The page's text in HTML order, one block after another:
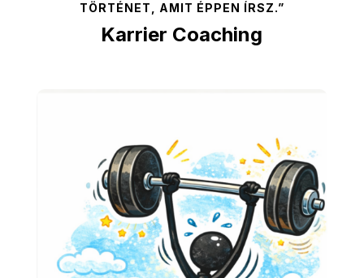
TÖRTÉNET, AMIT ÉPPEN ÍRSZ.”
Karrier Coaching